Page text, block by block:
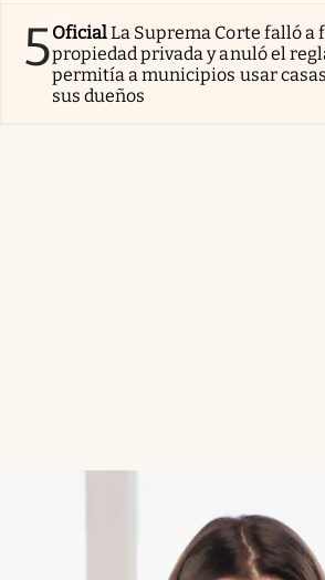
5OficialLa Suprema Corte falló a
propiedad privada y anuló el
permitía a municipios usar
sus dueños